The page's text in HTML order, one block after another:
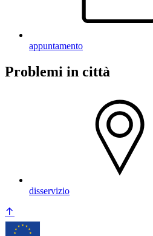
appuntamento
Problemi in città
disservizio